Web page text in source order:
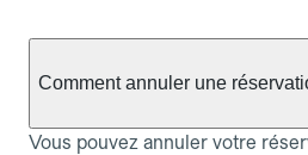
Comment annuler une
Vous pouvez annuler votre